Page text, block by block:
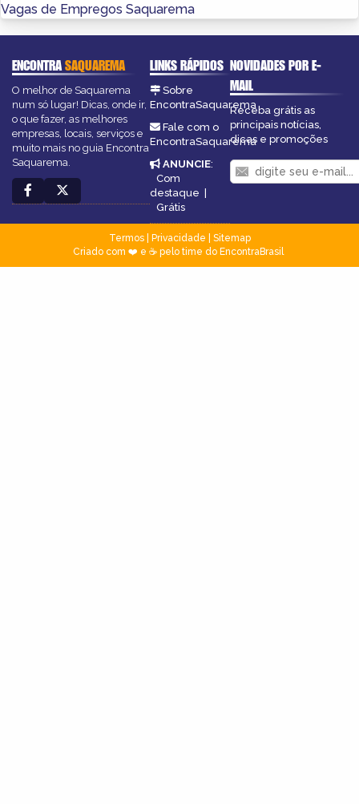
Vagas de Empregos Saquarema
ENCONTRASAQUAREMA
O melhor de Saquarema
num só lugar! Dicas, onde ir,
o que fazer, as melhores
empresas, locais, serviços e
muito mais no guia Encontra
Saquarema.
LINKS RÁPIDOS
Sobre
EncontraSaquarema
Fale com o
EncontraSaquarema
ANUNCIE:
Com
destaque
Grátis
NOVIDADES POR E-
MAIL
Receba grátis as
principais notícias,
dicas e promoções
Termos| Privacidade
Sitemap
Criado com ❤️ e ☕ pelo time do EncontraBrasil